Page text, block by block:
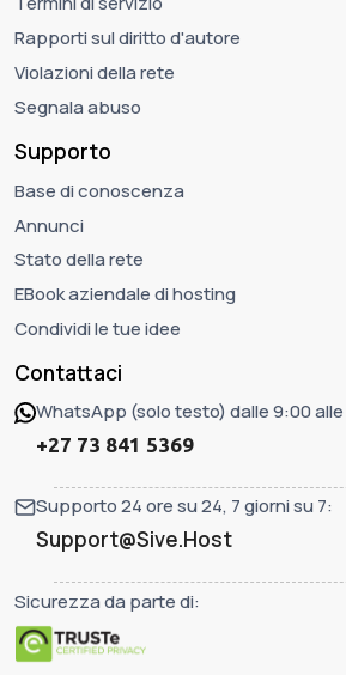
Rapporti sul diritto d'autore
Violazioni della rete
Segnala abuso
Supporto
Base di conoscenza
Annunci
Stato della rete
EBook aziendale di hosting
Condividi le tue idee
Contattaci
WhatsApp (solo testo) dalle 9:00 alle
+27 73 841 5369
Supporto 24 ore su 24, 7 giorni su 7:
Support@Sive.Host
Sicurezza da parte di: